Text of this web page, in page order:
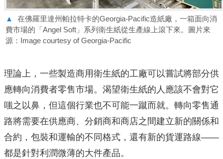
▲
在佛羅里達州帕拉特卡的Georgia-Pacific造紙廠，一箱面向消
費市場的「Angel Soft」系列衛生紙從生產線上滾下來。圖片來
源：Image courtesy of Georgia-Pacific
理論上，一些製造商用衛生紙的工廠可以嘗試將部分供
應轉向消費者零售市場。渴望衛生紙的人應該不會對它
嗤之以鼻，但這個行業也不可能一蹴而就。轉向零售通
路將需要在供應商、分銷商和商店之間建立新的關係和
合約，包裝和運輸的不同格式，還有新的貨運路線——
都是針對利潤微薄的大件產品。